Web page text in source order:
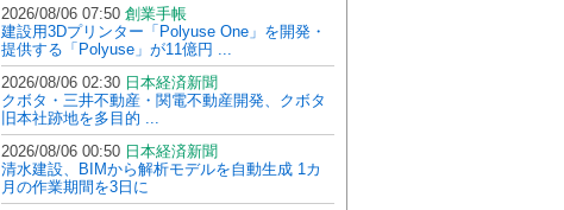
2026/08/06 07:50 創業手帳
建設用3Dプリンター「Polyuse One」を開発・
提供する「Polyuse」が11億円 ...
2026/08/06 02:30 日本経済新聞
クボタ・三井不動産・関電不動産開発、クボタ
旧本社跡地を多目的 ...
2026/08/06 00:50 日本経済新聞
清水建設、BIMから解析モデルを自動生成 1カ
月の作業期間を3日に